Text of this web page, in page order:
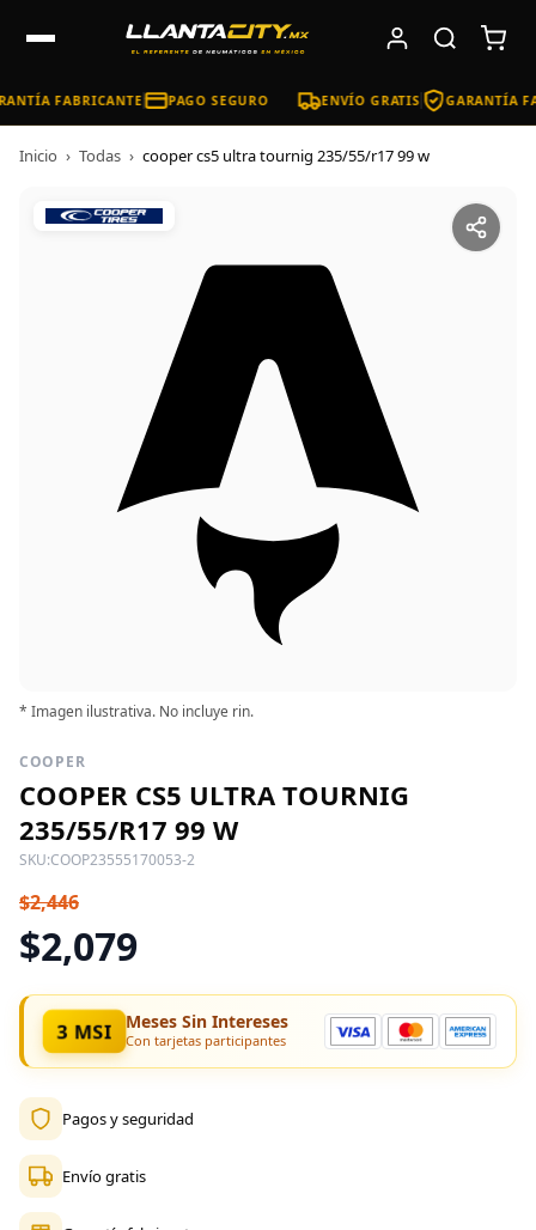
FABRICANTE PAGO SEGURO ENVÍO GRATIS GARANTÍA
Inicio › Todas › cooper cs5 ultra tournig 235/55/r17 99 w
* Imagen ilustrativa. No incluye rin.
COOPER
COOPER CS5 ULTRA TOURNIG
235/55/R17 99 W
SKU:COOP23555170053-2
$2,446
$2,079
3 MSI Meses Sin Intereses
Con tarjetas participantes
Pagos y seguridad
Envío gratis